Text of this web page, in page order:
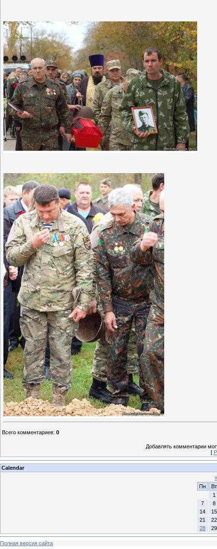
Всего комментариев: 0
Добавлять комментарии
[
Calendar
«
Пн
Вт
1
7
8
14
15
21
22
28
29
Полная версия сайта